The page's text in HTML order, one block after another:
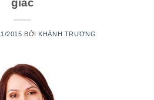
giác
2015 BỞI KHÁNH TRƯƠNG